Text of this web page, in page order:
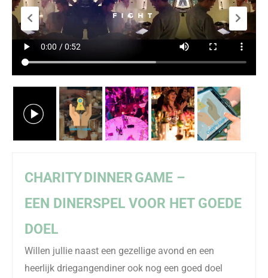
CHARITYDINNERGAME –
EEN DINERSPEL VOOR HET GOEDE
DOEL
Willen jullie naast een gezellige avond en een
heerlijk driegangendiner ook nog een goed doel